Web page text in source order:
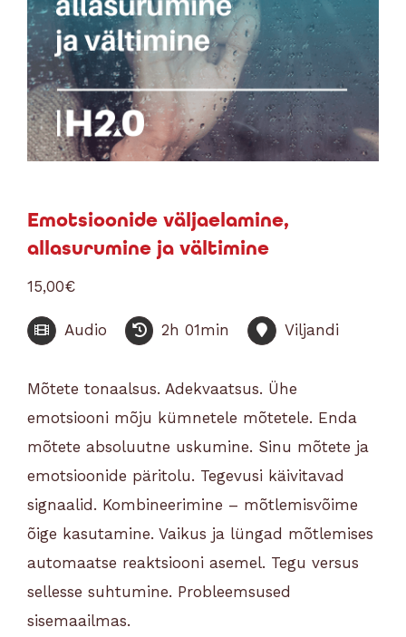
Emotsioonide väljaelamine,
allasurumine ja vältimine
15,00€
Audio 2h 01min Viljandi
Mõtete tonaalsus. Adekvaatsus. Ühe
emotsiooni mõju kümnetele mõtetele. Enda
mõtete absoluutne uskumine. Sinu mõtete ja
emotsioonide päritolu. Tegevusi käivitavad
signaalid. Kombineerimine – mõtlemisvõime
õige kasutamine. Vaikus ja lüngad mõtlemises
automaatse reaktsiooni asemel. Tegu versus
sellesse suhtumine. Probleemsused
sisemaailmas.